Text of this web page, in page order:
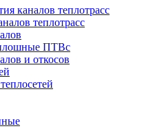
каналов теплотрасс
теплотрасс
ПТВс
и откосов